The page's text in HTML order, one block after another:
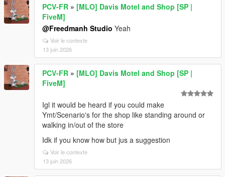
PCV-FR » [MLO] Davis Motel and Shop [SP |
FiveM]
@Freedmanh Studio Yeah
Voir le contexte
13 juin 2026
PCV-FR » [MLO] Davis Motel and Shop [SP |
FiveM]
Igl it would be heard if you could make
Ymt/Scenario's for the shop like standing around or
walking in/out of the store
Idk if you know how but jus a suggestion
Voir le contexte
13 juin 2026